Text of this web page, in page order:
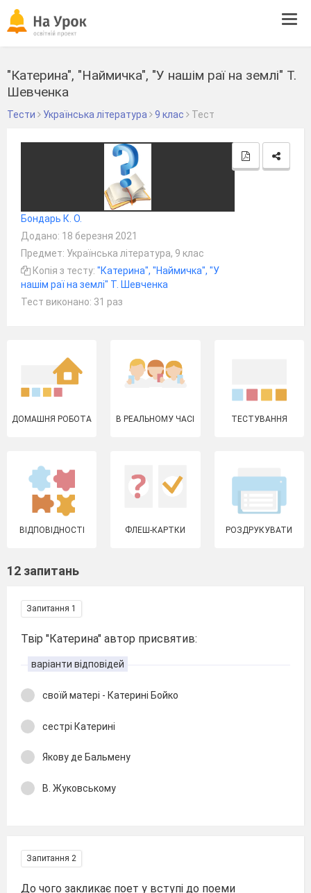
"Катерина", "Наймичка", "У нашім раї на землі" Т.
Шевченка
Тести Українська література 9 клас Тест
Бондарь К. О.
Додано: 18 березня 2021
Предмет: Українська література, 9 клас
Копія з тесту: "Катерина", "Наймичка", "У
нашім раї на землі" Т. Шевченка
Тест виконано: 31 раз
ДОМАШНЯ РОБОТА В РЕАЛЬНОМУ ЧАСІ ТЕСТУВАННЯ
ВІДПОВІДНОСТІ ФЛЕШ-КАРТКИ РОЗДРУКУВАТИ
12 запитань
Запитання 1
Твір "Катерина" автор присвятив:
варіанти відповідей
своїй матері - Катерині Бойко
сестрі Катерині
Якову де Бальмену
В. Жуковському
Запитання 2
До чого закликає поет у вступі до поеми